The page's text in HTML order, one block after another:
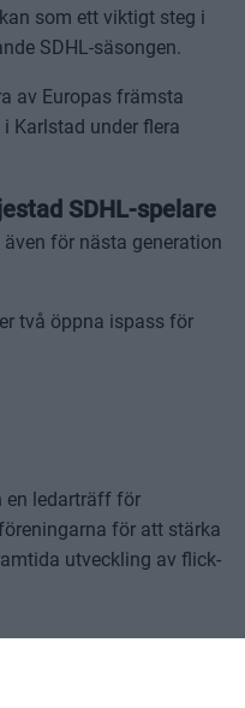
som ett viktigt steg i
SDHL-säsongen.
av Europas främsta
Karlstad under flera
SDHL-spelare
för nästa generation
två öppna ispass för
en ledarträff för
för att stärka
utveckling av flick-